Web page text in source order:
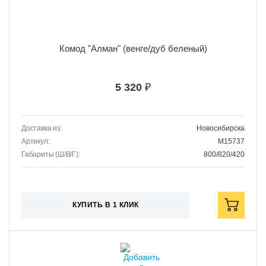
Комод "Алман" (венге/дуб беленый)
5 320 ₽
Доставка из:
Новосибирска
Артикул:
M15737
Габариты (Ш/В/Г):
800/820/420
КУПИТЬ В 1 КЛИК